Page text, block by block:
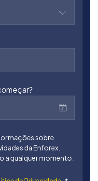
sobre
da Enforex.
a qualquer momento.